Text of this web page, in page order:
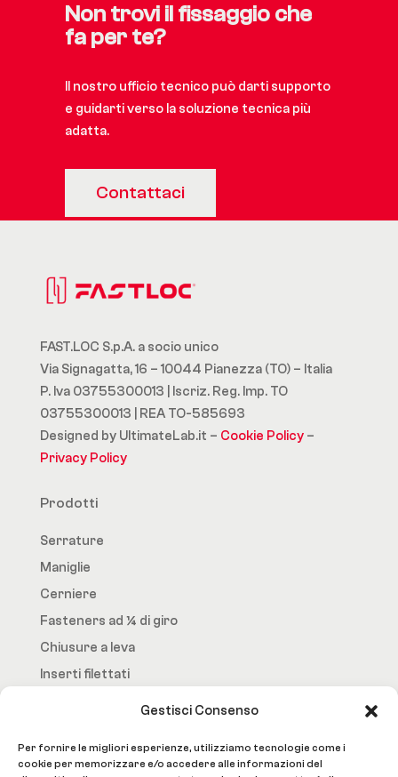
Gestisci Consenso
Per fornire le migliori esperienze, utilizziamo tecnologie come i
cookie per memorizzare e/o accedere alle informazioni del
Non trovi il fissaggio che
fa per te?
Il nostro ufficio tecnico può darti supporto
e guidarti verso la soluzione tecnica più
adatta.
Contattaci
FAST.LOC S.p.A. a socio unico
Via Signagatta, 16 – 10044 Pianezza (TO) – Italia
P. Iva 03755300013 | Iscriz. Reg. Imp. TO
03755300013 | REA TO-585693
Designed by UltimateLab.it – Cookie Policy–
Privacy Policy
Prodotti
Serrature
Maniglie
Cerniere
Fasteners ad ¼ di giro
Chiusure a leva
Inserti filettati
Home Page